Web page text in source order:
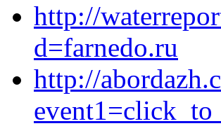
http://
d=farnedo.ru
http://